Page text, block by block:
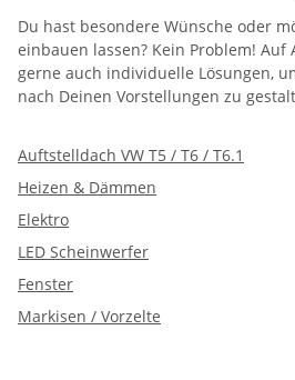
Du hast besondere Wünsche oder
einbauen lassen? Kein Problem!
gerne auch individuelle Lösungen,
nach Deinen Vorstellungen zu
Auftstelldach VW T5 / T6 / T6.1
Heizen & Dämmen
Elektro
LED Scheinwerfer
Fenster
Markisen / Vorzelte